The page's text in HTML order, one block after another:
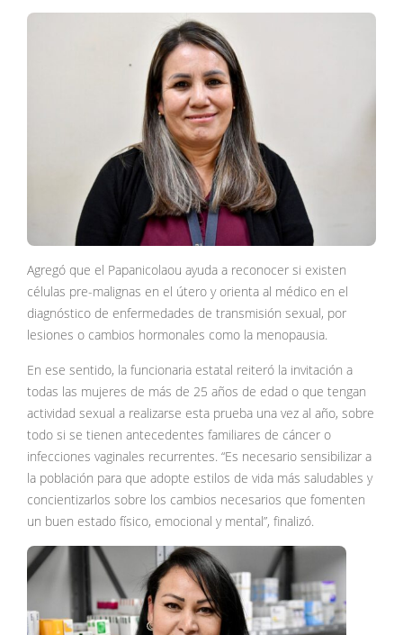
Agregó que el Papanicolaou ayuda a reconocer si existen
células pre-malignas en el útero y orienta al médico en el
diagnóstico de enfermedades de transmisión sexual, por
lesiones o cambios hormonales como la menopausia.
En ese sentido, la funcionaria estatal reiteró la invitación a
todas las mujeres de más de 25 años de edad o que tengan
actividad sexual a realizarse esta prueba una vez al año, sobre
todo si se tienen antecedentes familiares de cáncer o
infecciones vaginales recurrentes. “Es necesario sensibilizar a
la población para que adopte estilos de vida más saludables y
concientizarlos sobre los cambios necesarios que fomenten
un buen estado físico, emocional y mental”, finalizó.